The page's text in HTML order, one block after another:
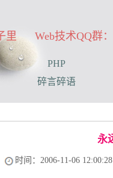
里 Web技术QQ群：
PHP
碎言碎语
永
时间：2006-11-06 12:00:28